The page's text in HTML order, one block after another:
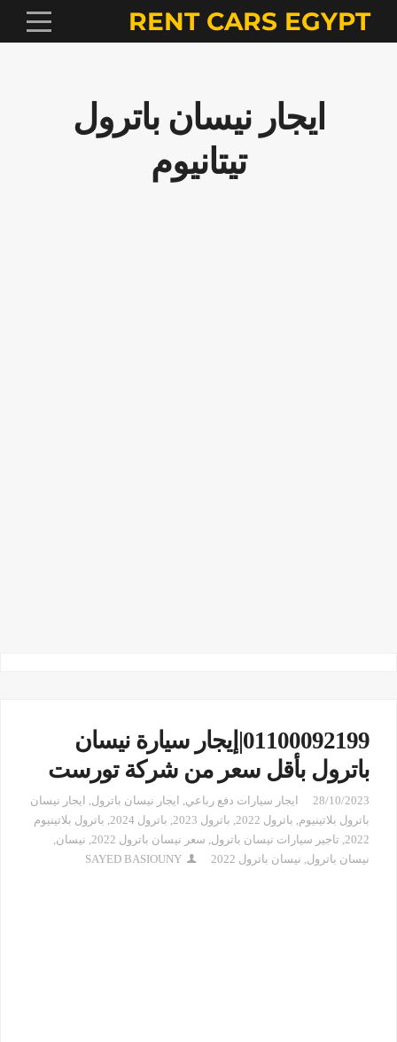
RENT CARS EGYPT
ايجار نيسان باترول
تيتانيوم
01100092199|إيجار سيارة نيسان
باترول بأقل سعر من شركة تورست
28/10/2023 ايجار سيارات دفع رباعي, ايجار نيسان باترول, ايجار نيسان
باترول بلاتينيوم, باترول 2022 , باترول 2023 , باترول 2024 , باترول بلاتينيوم
2022
, تاجير سيارات نيسان باترول, سعر نيسان باترول 2022 , نيسان,
نيسان باترول, نيسان باترول 2022 SAYED BASIOUNY